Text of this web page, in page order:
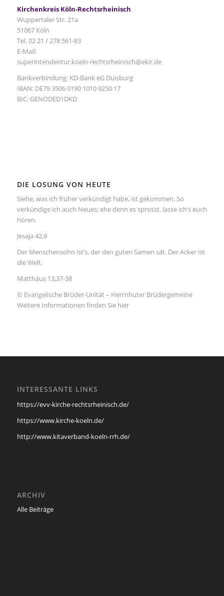
Kirchenkreis Köln-Rechtsrheinisch
Wuppertaler Str. 21a
51067 Köln
Tel. 02 21 / 278 561-83
E-Mail:
superintendentur.koeln-rechtsrheinisch@ekir.de
Bankverbindung: KD-Bank eG Duisburg
IBAN: DE79 3506 0190 1010 9250 17
BIC: GENODED1DKD
DIE LOSUNG VON HEUTE
Siehe, was ich früher verkündigt habe, ist gekommen. So
verkündige ich auch Neues; ehe denn es sprosst, lasse ich’s euch
hören.
Jesaja 42,9
Der Menschensohn ist’s, der den guten Samen sät. Der Acker ist
die Welt.
Matthäus 13,37-38
© Evangelische Brüder-Unität – Herrnhuter Brüdergemeine
Weitere Informationen finden Sie hier
INTERESSANTE LINKS
https://evv-kirche-rechtsrheinisch.de/
https://www.kirche-koeln.de/
http://www.kitaverband-koeln-rrh.de/
ARCHIV
Alle Beiträge